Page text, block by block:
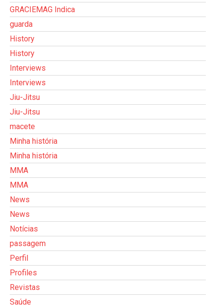
GRACIEMAG Indica
guarda
History
History
Interviews
Interviews
Jiu-Jitsu
Jiu-Jitsu
macete
Minha história
Minha história
MMA
MMA
News
News
Notícias
passagem
Perfil
Profiles
Revistas
Saúde